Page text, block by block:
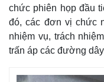
Thế giới
Quan sát
chức phiên họp đầu
đó, các đơn vị chức
nhiệm vụ, trách
trấn áp các đường